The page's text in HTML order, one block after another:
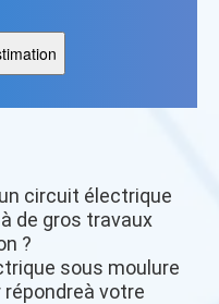
circuit électrique
de gros travaux
?
sous moulure
votre